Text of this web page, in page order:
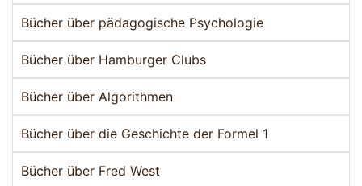
Bücher über pädagogische Psychologie
Bücher über Hamburger Clubs
Bücher über Algorithmen
Bücher über die Geschichte der Formel 1
Bücher über Fred West